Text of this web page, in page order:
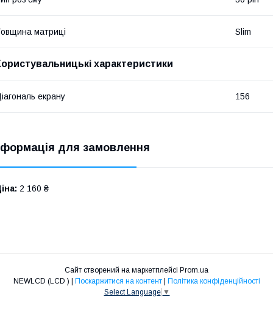
матриці Slim
характеристики
екрану 156
для замовлення
2 160 ₴
Сайт створений на маркетплейсі Prom.ua
NEWLCD (LCD ) | Поскаржитися на контент | Політика конфіденційності
Select Language ▼